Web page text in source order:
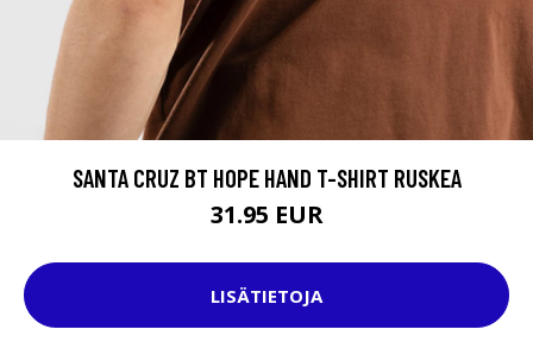
SANTA CRUZ BT HOPE HAND T-SHIRT RUSKEA
31.95 EUR
LISÄTIETOJA